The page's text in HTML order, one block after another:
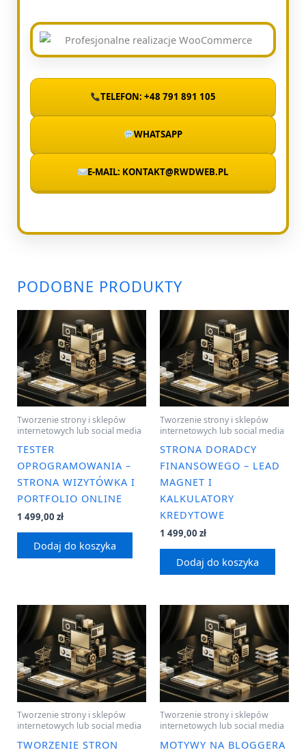
TELEFON: +48 791 891 105
WHATSAPP
E-MAIL: KONTAKT@RWDWEB.PL
PODOBNE PRODUKTY
Tworzenie strony i sklepów
internetowych lub social media
TESTER
OPROGRAMOWANIA –
STRONA WIZYTÓWKA I
PORTFOLIO ONLINE
1 499,00 zł
Dodaj do koszyka
Tworzenie strony i sklepów
internetowych lub social media
STRONA DORADCY
FINANSOWEGO – LEAD
MAGNET I
KALKULATORY
KREDYTOWE
1 499,00 zł
Dodaj do koszyka
Tworzenie strony i sklepów
internetowych lub social media
TWORZENIE STRON
Tworzenie strony i sklepów
internetowych lub social media
MOTYWY NA BLOGGERA